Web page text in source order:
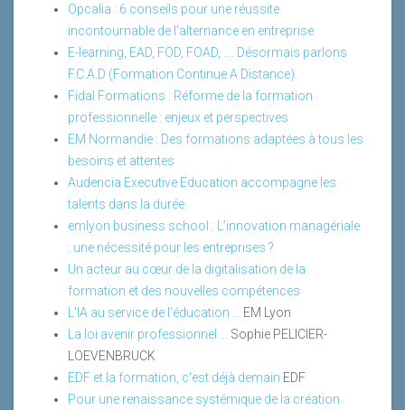
Opcalia : 6 conseils pour une réussite
incontournable de l’alternance en entreprise
E-learning, EAD, FOD, FOAD, …. Désormais parlons
F.C.A.D (Formation Continue A Distance).
Fidal Formations : Réforme de la formation
professionnelle : enjeux et perspectives
EM Normandie : Des formations adaptées à tous les
besoins et attentes
Audencia Executive Education accompagne les
talents dans la durée.
emlyon business school : L’innovation managériale
: une nécessité pour les entreprises ?
Un acteur au cœur de la digitalisation de la
formation et des nouvelles compétences
L'IA au service de l'éducation ... EM Lyon
La loi avenir professionnel ...
Sophie PELICIER-
LOEVENBRUCK
EDF et la formation, c'est déjà demain EDF
Pour une renaissance systémique de la création